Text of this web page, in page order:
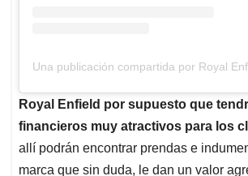
Una publicación compartida por Royal
Royal Enfield por supuesto que
financieros muy atractivos para los
allí podrán encontrar prendas e
marca que sin duda, le dan un valor